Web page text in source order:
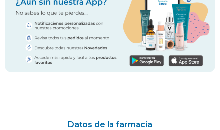
Datos de la farmacia